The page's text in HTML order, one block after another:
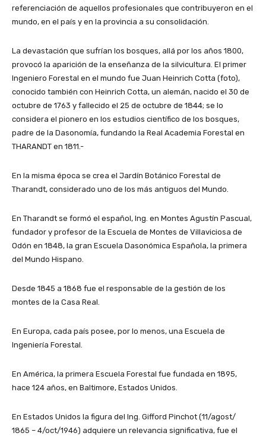
referenciación de aquellos profesionales que contribuyeron en el
mundo, en el país y en la provincia a su consolidación.
La devastación que sufrían los bosques, allá por los años 1800,
provocó la aparición de la enseñanza de la silvicultura. El primer
Ingeniero Forestal en el mundo fue Juan Heinrich Cotta (foto),
conocido también con Heinrich Cotta, un alemán, nacido el 30 de
octubre de 1763 y fallecido el 25 de octubre de 1844; se lo
considera el pionero en los estudios científico de los bosques,
padre de la Dasonomía, fundando la Real Academia Forestal en
THARANDT en 1811.-
En la misma época se crea el Jardín Botánico Forestal de
Tharandt, considerado uno de los más antiguos del Mundo.
En Tharandt se formó el español, Ing. en Montes Agustín Pascual,
fundador y profesor de la Escuela de Montes de Villaviciosa de
Odón en 1848, la gran Escuela Dasonómica Española, la primera
del Mundo Hispano.
Desde 1845 a 1868 fue el responsable de la gestión de los
montes de la Casa Real.
En Europa, cada país posee, por lo menos, una Escuela de
Ingeniería Forestal.
En América, la primera Escuela Forestal fue fundada en 1895,
hace 124 años, en Baltimore, Estados Unidos.
En Estados Unidos la figura del Ing. Gifford Pinchot (11/agost/
1865 – 4/oct/1946) adquiere un relevancia significativa, fue el